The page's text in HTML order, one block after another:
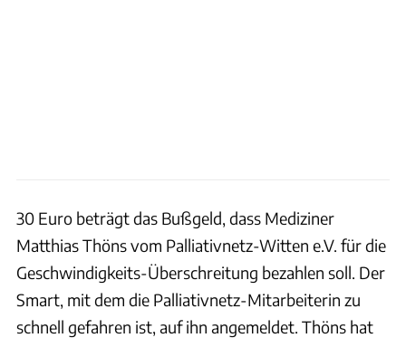
30 Euro beträgt das Bußgeld, dass Mediziner
Matthias Thöns vom Palliativnetz-Witten e.V. für die
Geschwindigkeits-Überschreitung bezahlen soll. Der
Smart, mit dem die Palliativnetz-Mitarbeiterin zu
schnell gefahren ist, auf ihn angemeldet. Thöns hat